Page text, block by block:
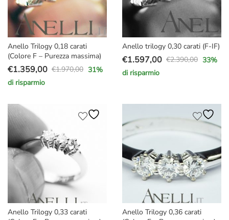
Anello Trilogy 0,18 carati
(Colore F – Purezza massima)
€1.970,00
Il
prezzo
era:
€1.970,00.
€1.359,00
Il
prezzo
è:
€1.359,00.
31%
di risparmio
Anello trilogy 0,30 carati (F-IF)
€2.390,00
Il
prezzo
era:
€1.597,00
Il
prezzo
è:
33%
di risparmio
Anello Trilogy 0,33 carati
Anello Trilogy 0,36 carati